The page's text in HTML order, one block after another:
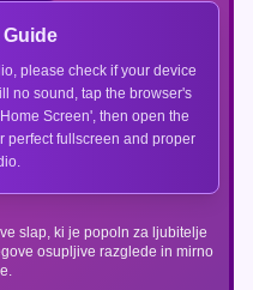
slap, ki je popoln za ljubitelje
osupljive razglede in mirno
please check if your device
no sound, tap the browser's
Screen', then open the
perfect fullscreen and proper